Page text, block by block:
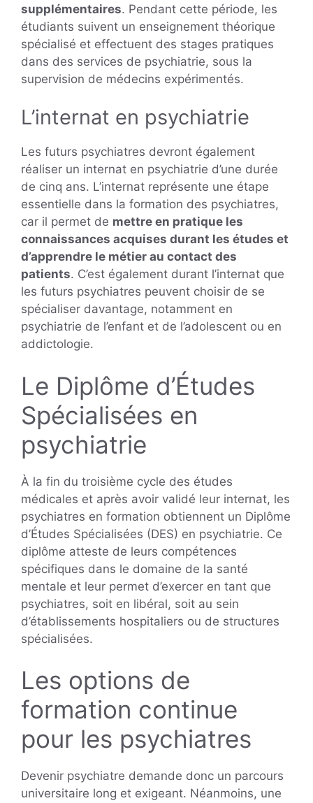
supplémentaires. Pendant cette période, les
étudiants suivent un enseignement théorique
spécialisé et effectuent des stages pratiques
dans des services de psychiatrie, sous la
supervision de médecins expérimentés.
L’internat en psychiatrie
Les futurs psychiatres devront également
réaliser un internat en psychiatrie d’une durée
de cinq ans. L’internat représente une étape
essentielle dans la formation des psychiatres,
car il permet de mettre en pratique les
connaissances acquises durant les études et
d’apprendre le métier au contact des
patients. C’est également durant l’internat que
les futurs psychiatres peuvent choisir de se
spécialiser davantage, notamment en
psychiatrie de l’enfant et de l’adolescent ou en
addictologie.
Le Diplôme d’Études
Spécialisées en
psychiatrie
À la fin du troisième cycle des études
médicales et après avoir validé leur internat, les
psychiatres en formation obtiennent un Diplôme
d’Études Spécialisées (DES) en psychiatrie. Ce
diplôme atteste de leurs compétences
spécifiques dans le domaine de la santé
mentale et leur permet d’exercer en tant que
psychiatres, soit en libéral, soit au sein
d’établissements hospitaliers ou de structures
spécialisées.
Les options de
formation continue
pour les psychiatres
Devenir psychiatre demande donc un parcours
universitaire long et exigeant. Néanmoins, une